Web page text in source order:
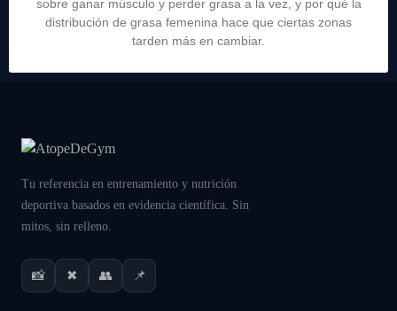
sobre ganar músculo y perder grasa a la vez, y por qué la
distribución de grasa femenina hace que ciertas zonas
tarden más en cambiar.
Tu referencia en entrenamiento y nutrición
deportiva basados en evidencia científica. Sin
mitos, sin relleno.
📸 ✖ 👥 📌